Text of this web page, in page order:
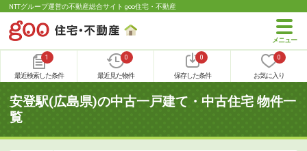
NTTグループ運営の不動産総合サイト goo住宅・不動産
1
最近検索した条件
0
最近見た物件
0
保存した条件
0
お気に入り
安登駅(広島県)の中古一戸建て・中古住宅 物件一
覧